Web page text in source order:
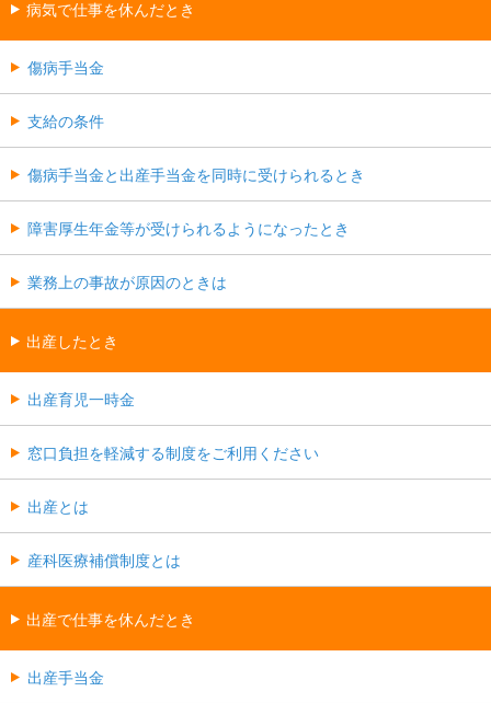
病気で仕事を休んだとき
傷病手当金
支給の条件
傷病手当金と出産手当金を同時に受けられるとき
障害厚生年金等が受けられるようになったとき
業務上の事故が原因のときは
出産したとき
出産育児一時金
窓口負担を軽減する制度をご利用ください
出産とは
産科医療補償制度とは
出産で仕事を休んだとき
出産手当金